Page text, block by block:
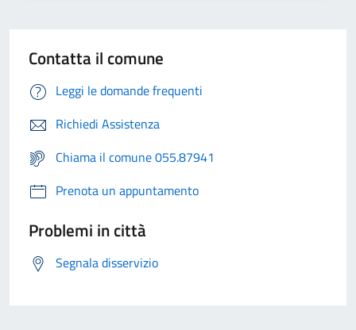
Contatta il comune
Leggi le domande frequenti
Richiedi Assistenza
Chiama il comune 055.87941
Prenota un appuntamento
Problemi in città
Segnala disservizio